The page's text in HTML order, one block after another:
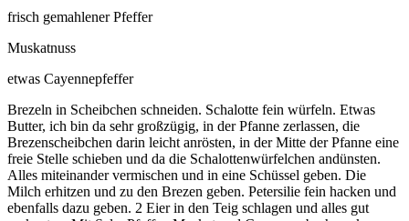
frisch gemahlener Pfeffer
Muskatnuss
etwas Cayennepfeffer
Brezeln in Scheibchen schneiden. Schalotte fein würfeln. Etwas
Butter, ich bin da sehr großzügig, in der Pfanne zerlassen, die
Brezenscheibchen darin leicht anrösten, in der Mitte der Pfanne eine
freie Stelle schieben und da die Schalottenwürfelchen andünsten.
Alles miteinander vermischen und in eine Schüssel geben. Die
Milch erhitzen und zu den Brezen geben. Petersilie fein hacken und
ebenfalls dazu geben. 2 Eier in den Teig schlagen und alles gut